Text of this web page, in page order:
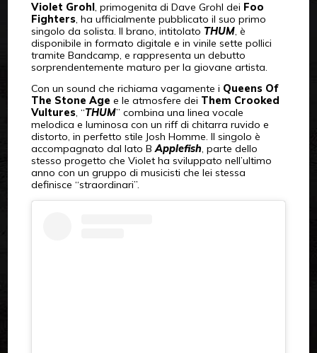
Violet Grohl , primogenita di Dave Grohl dei Foo
Fighters, ha ufficialmente pubblicato il suo primo
singolo da solista. Il brano, intitolato THUM, è
disponibile in formato digitale e in vinile sette pollici
tramite Bandcamp, e rappresenta un debutto
sorprendentemente maturo per la giovane artista.
Con un sound che richiama vagamente i Queens Of
The Stone Age e le atmosfere dei Them Crooked
Vultures, “THUM” combina una linea vocale
melodica e luminosa con un riff di chitarra ruvido e
distorto, in perfetto stile Josh Homme. Il singolo è
accompagnato dal lato BApplefish, parte dello
stesso progetto che Violet ha sviluppato nell’ultimo
anno con un gruppo di musicisti che lei stessa
definisce “straordinari”.